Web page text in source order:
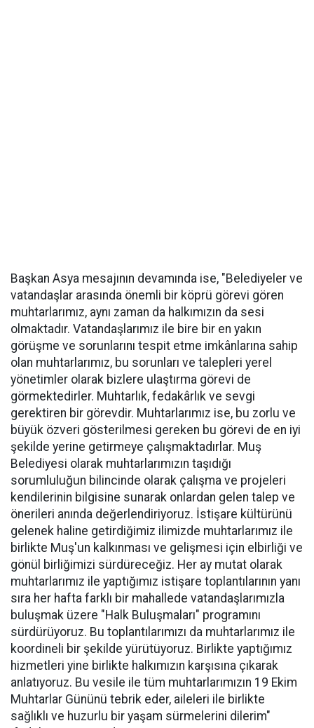
Başkan Asya mesajının devamında ise, "Belediyeler ve
vatandaşlar arasında önemli bir köprü görevi gören
muhtarlarımız, aynı zaman da halkımızın da sesi
olmaktadır. Vatandaşlarımız ile bire bir en yakın
görüşme ve sorunlarını tespit etme imkânlarına sahip
olan muhtarlarımız, bu sorunları ve talepleri yerel
yönetimler olarak bizlere ulaştırma görevi de
görmektedirler. Muhtarlık, fedakârlık ve sevgi
gerektiren bir görevdir. Muhtarlarımız ise, bu zorlu ve
büyük özveri gösterilmesi gereken bu görevi de en iyi
şekilde yerine getirmeye çalışmaktadırlar. Muş
Belediyesi olarak muhtarlarımızın taşıdığı
sorumluluğun bilincinde olarak çalışma ve projeleri
kendilerinin bilgisine sunarak onlardan gelen talep ve
önerileri anında değerlendiriyoruz. İstişare kültürünü
gelenek haline getirdiğimiz ilimizde muhtarlarımız ile
birlikte Muş'un kalkınması ve gelişmesi için elbirliği ve
gönül birliğimizi sürdüreceğiz. Her ay mutat olarak
muhtarlarımız ile yaptığımız istişare toplantılarının yanı
sıra her hafta farklı bir mahallede vatandaşlarımızla
buluşmak üzere "Halk Buluşmaları" programını
sürdürüyoruz. Bu toplantılarımızı da muhtarlarımız ile
koordineli bir şekilde yürütüyoruz. Birlikte yaptığımız
hizmetleri yine birlikte halkımızın karşısına çıkarak
anlatıyoruz. Bu vesile ile tüm muhtarlarımızın 19 Ekim
Muhtarlar Gününü tebrik eder, aileleri ile birlikte
sağlıklı ve huzurlu bir yaşam sürmelerini dilerim"